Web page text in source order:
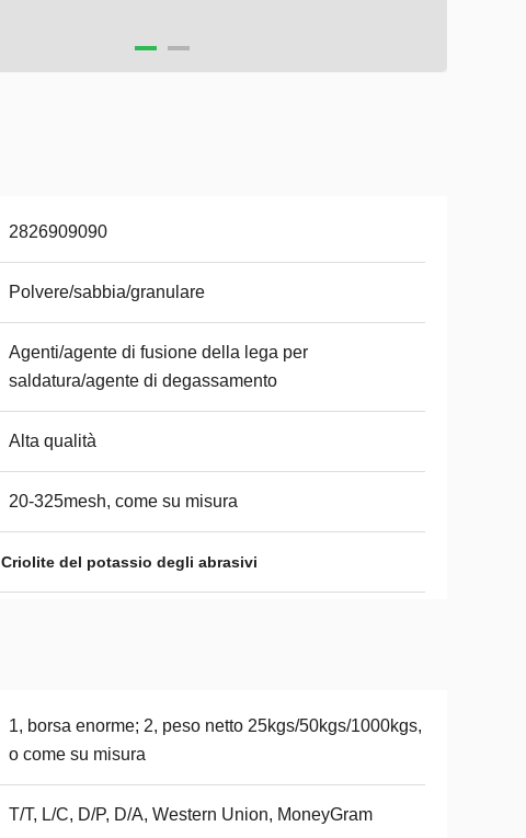
2826909090
Polvere/sabbia/granulare
Agenti/agente di fusione della lega per
saldatura/agente di degassamento
Alta qualità
20-325mesh, come su misura
Criolite del potassio degli abrasivi
1, borsa enorme; 2, peso netto 25kgs/50kgs/1000kgs,
o come su misura
T/T, L/C, D/P, D/A, Western Union, MoneyGram